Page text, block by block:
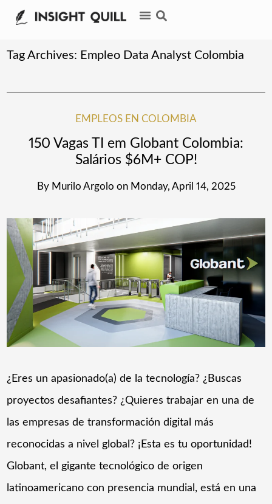
Tag Archives: Empleo Data Analyst Colombia
EMPLEOS EN COLOMBIA
150 Vagas TI em Globant Colombia:
Salários $6M+ COP!
By Murilo Argolo on Monday, April 14, 2025
¿Eres un apasionado(a) de la tecnología? ¿Buscas
proyectos desafiantes? ¿Quieres trabajar en una de
las empresas de transformación digital más
reconocidas a nivel global? ¡Esta es tu oportunidad!
Globant, el gigante tecnológico de origen
latinoamericano con presencia mundial, está en una